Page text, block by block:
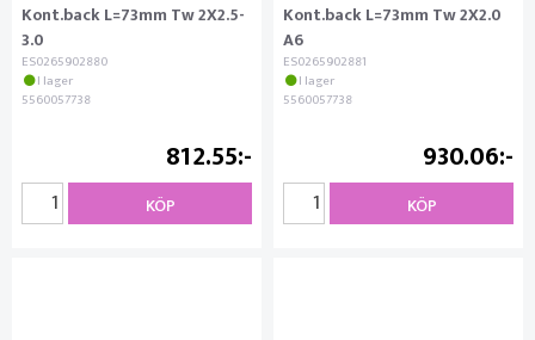
Kont.back L=73mm Tw 2X2.5-
3.0
ES0265902880
I lager
5560057738
812.55
KÖP
Kont.back L=73mm Tw 2X2.0
A6
ES0265902881
I lager
5560057738
930.06
KÖP